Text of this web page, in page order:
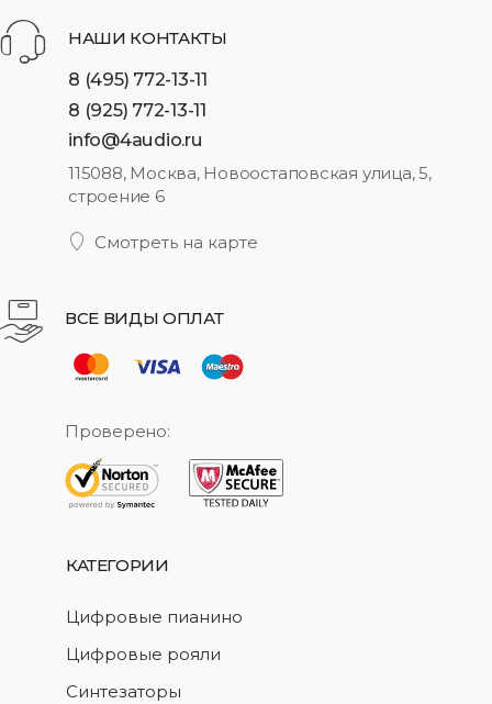
НАШИ КОНТАКТЫ
8 (495) 772-13-11
8 (925) 772-13-11
info@4audio.ru
115088, Москва, Новоостаповская улица, 5,
строение 6
Смотреть на карте
ВСЕ ВИДЫ ОПЛАТ
Проверено:
КАТЕГОРИИ
Цифровые пианино
Цифровые рояли
Синтезаторы